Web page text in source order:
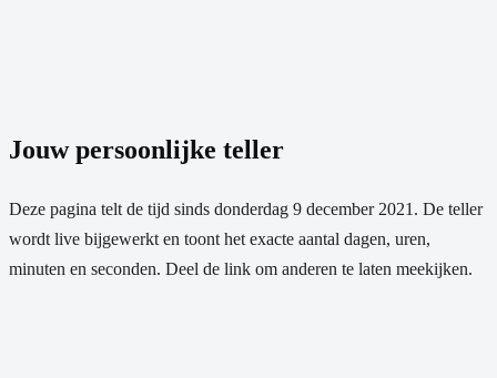
Jouw persoonlijke teller
Deze pagina telt de tijd sinds donderdag 9 december 2021 . De teller
wordt live bijgewerkt en toont het exacte aantal dagen, uren,
minuten en seconden. Deel de link om anderen te laten meekijken.